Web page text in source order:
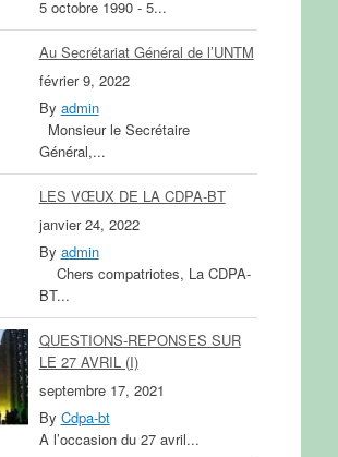
5 octobre 1990 - 5...
Au Secrétariat Général de l’UNTM
février 9, 2022
By admin
Monsieur le Secrétaire
Général,...
LES VŒUX DE LA CDPA-BT
janvier 24, 2022
By admin
Chers compatriotes, La CDPA-
BT...
QUESTIONS-REPONSES SUR
LE 27 AVRIL (I)
septembre 17, 2021
By Cdpa-bt
A l’occasion du 27 avril...